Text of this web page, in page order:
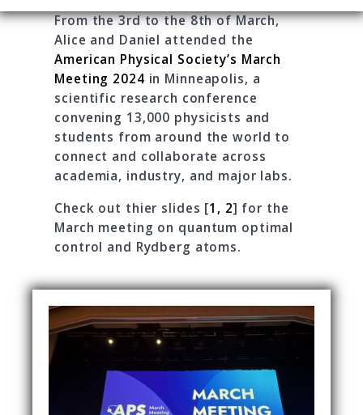
From the 3rd to the 8th of March,
Alice and Daniel attended the
American Physical Society’s March
Meeting 2024 in Minneapolis, a
scientific research conference
convening 13,000 physicists and
students from around the world to
connect and collaborate across
academia, industry, and major labs.
Check out thier slides [1, 2] for the
March meeting on quantum optimal
control and Rydberg atoms.